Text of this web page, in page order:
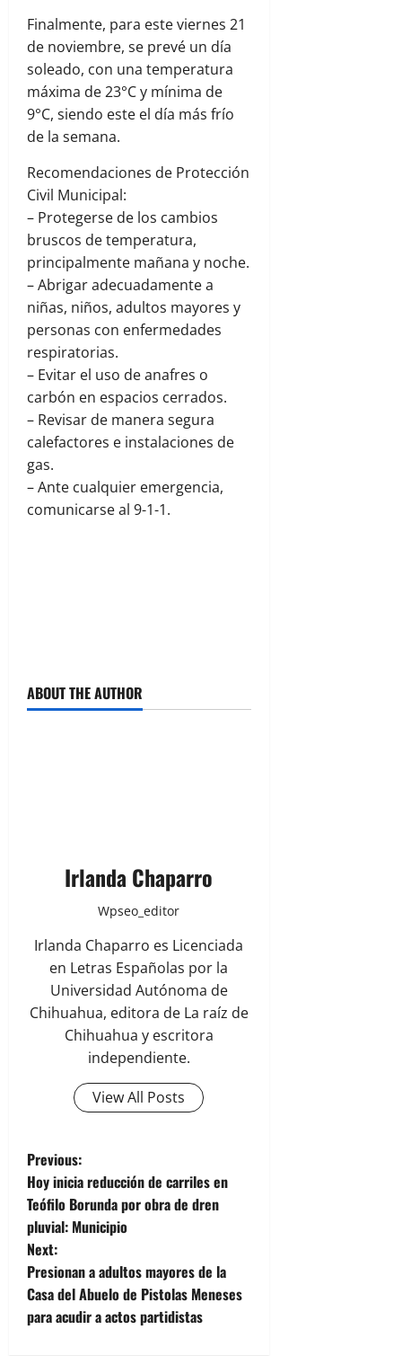
Finalmente, para este viernes 21
de noviembre, se prevé un día
soleado, con una temperatura
máxima de 23°C y mínima de
9°C, siendo este el día más frío
de la semana.
Recomendaciones de Protección
Civil Municipal:
– Protegerse de los cambios
bruscos de temperatura,
principalmente mañana y noche.
– Abrigar adecuadamente a
niñas, niños, adultos mayores y
personas con enfermedades
respiratorias.
– Evitar el uso de anafres o
carbón en espacios cerrados.
– Revisar de manera segura
calefactores e instalaciones de
gas.
– Ante cualquier emergencia,
comunicarse al 9-1-1.
ABOUT THE AUTHOR
Irlanda Chaparro
Wpseo_editor
Irlanda Chaparro es Licenciada
en Letras Españolas por la
Universidad Autónoma de
Chihuahua, editora de La raíz de
Chihuahua y escritora
independiente.
View All Posts
P
o
s
t
n
Previous:
Hoy inicia reducción de carriles en
Teófilo Borunda por obra de dren
pluvial: Municipio
Next:
Presionan a adultos mayores de la
Casa del Abuelo de Pistolas Meneses
para acudir a actos partidistas